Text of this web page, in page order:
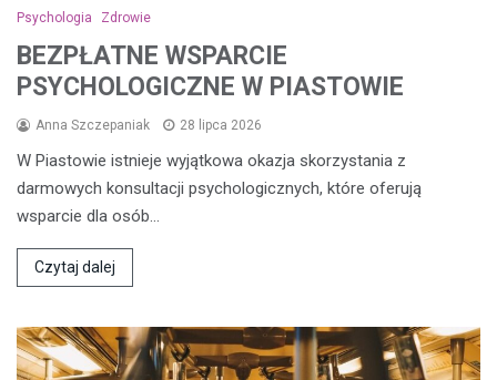
Psychologia Zdrowie
BEZPŁATNE WSPARCIE
PSYCHOLOGICZNE W PIASTOWIE
Anna Szczepaniak 28 lipca 2026
W Piastowie istnieje wyjątkowa okazja skorzystania z
darmowych konsultacji psychologicznych, które oferują
wsparcie dla osób…
Czytaj dalej